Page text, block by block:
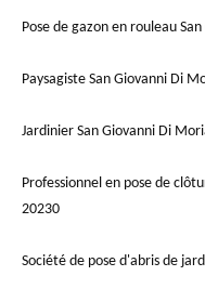
Pose de gazon en rouleau
Paysagiste San Giovanni Di
Jardinier San Giovanni Di
Professionnel en pose de
20230
Société de pose d'abris de